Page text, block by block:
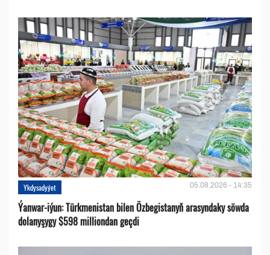
Ykdysadyýet 05.08.2026 - 14:35
Ýanwar-iýun: Türkmenistan bilen Özbegistanyň arasyndaky söwda
dolanyşygy $598 milliondan geçdi